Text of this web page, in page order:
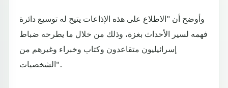
وأوضح أن "الاطلاع على هذه الإذاعات يتيح له توسيع دائرة
فهمه لسير الأحداث بغزة، وذلك من خلال ما يطرحه ضباط
إسرائيليون متقاعدون وكتاب وخبراء وغيرهم من
الشخصيات".